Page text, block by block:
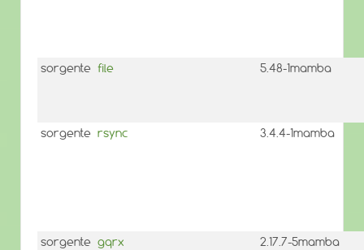
sorgente file 5.48-1mamba
sorgente rsync 3.4.4-1mamba
sorgente gqrx 2.17.7-5mamba